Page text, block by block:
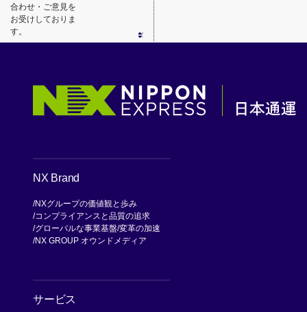
合わせ・ご意見を
お受けしておりま
す。
NX Brand
NXグループの価値観と歩み
コンプライアンスと品質の追求
グローバルな事業基盤 変革の加速
NX GROUP オウンドメディア
サービス